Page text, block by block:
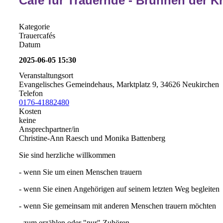
Kategorie
Trauercafés
Datum
2025-06-05 15:30
Veranstaltungsort
Evangelisches Gemeindehaus, Marktplatz 9, 34626 Neukirchen
Telefon
0176-41882480
Kosten
keine
Ansprechpartner/in
Christine-Ann Raesch und Monika Battenberg
Sie sind herzliche willkommen
- wenn Sie um einen Menschen trauern
- wenn Sie einen Angehörigen auf seinem letzten Weg begleiten
- wenn Sie gemeinsam mit anderen Menschen trauern möchten